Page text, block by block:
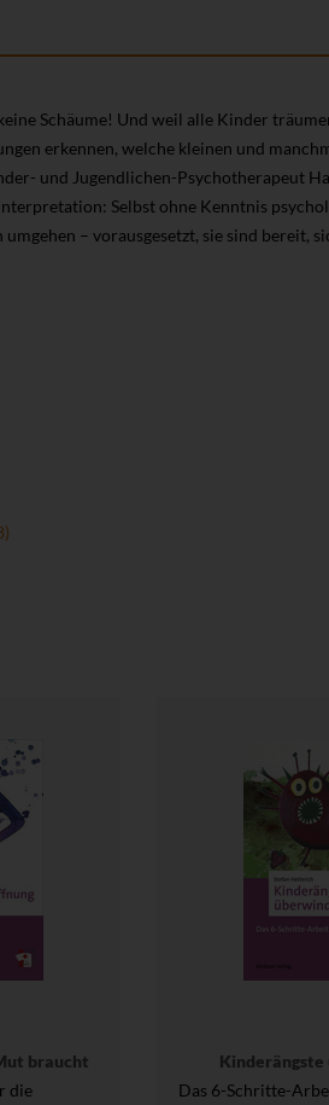
Schäume! Und weil alle Kinder
erkennen, welche kleinen und
und Jugendlichen-Psychotherapeut
Selbst ohne Kenntnis
– vorausgesetzt, sie sind bereit,
braucht
die
Das 6-Schritte-